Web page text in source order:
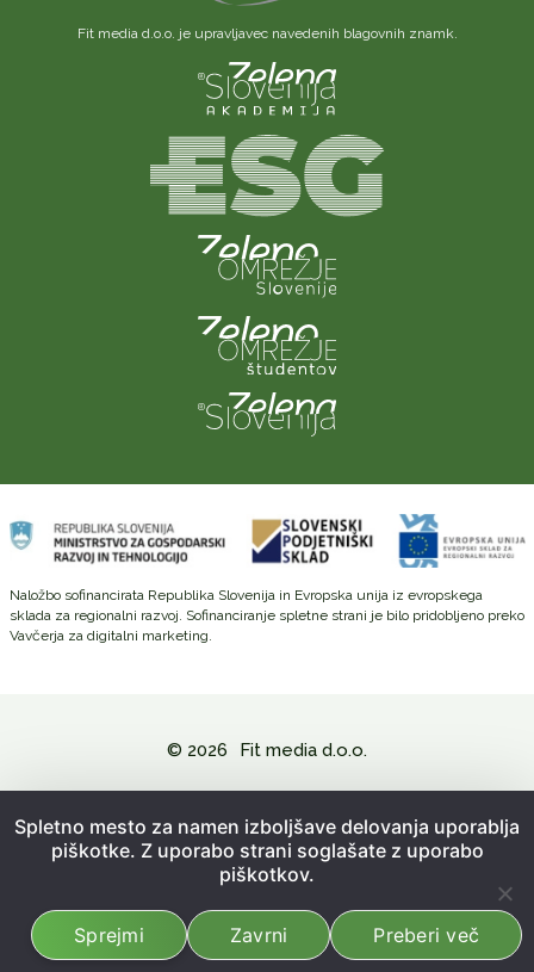
Fit media d.o.o. je upravljavec navedenih blagovnih znamk.
Naložbo sofinancirata Republika Slovenija in Evropska unija iz evropskega
sklada za regionalni razvoj. Sofinanciranje spletne strani je bilo pridobljeno preko
Vavčerja za digitalni marketing.
© 2026 Fit media d.o.o.
Splošni pogoji poslovanja
Izdelava spletne strani: Emigma
Spletno mesto za namen izboljšave delovanja uporablja
piškotke. Z uporabo strani soglašate z uporabo
piškotkov.
Sprejmi Zavrni Preberi več